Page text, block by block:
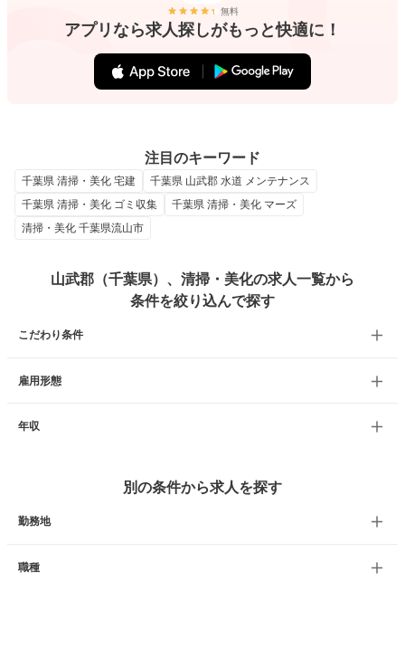
無料
アプリなら求人探しがもっと快適に！
注目のキーワード
千葉県 清掃・美化 宅建
千葉県 山武郡 水道 メンテナンス
千葉県 清掃・美化 ゴミ収集
千葉県 清掃・美化 マーズ
清掃・美化 千葉県流山市
山武郡（千葉県）、清掃・美化の求人一覧から
条件を絞り込んで探す
こだわり条件
雇用形態
年収
別の条件から求人を探す
勤務地
職種